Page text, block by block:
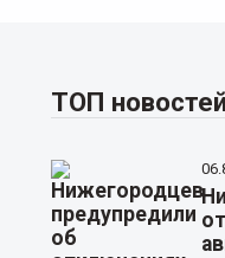
ТОП